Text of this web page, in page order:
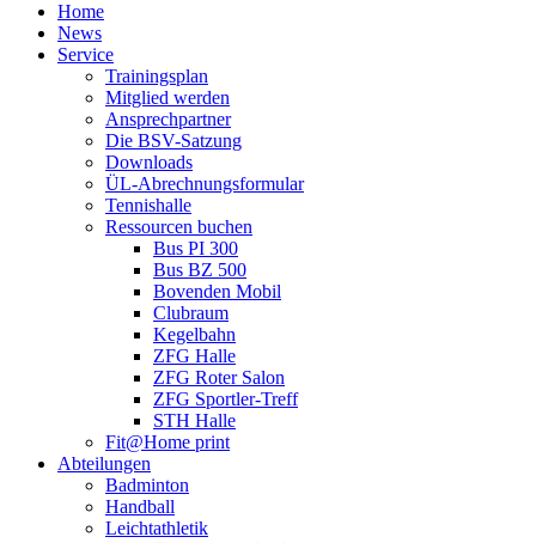
Home
News
Service
Trainingsplan
Mitglied werden
Ansprechpartner
Die BSV-Satzung
Downloads
ÜL-Abrechnungsformular
Tennishalle
Ressourcen buchen
Bus PI 300
Bus BZ 500
Bovenden Mobil
Clubraum
Kegelbahn
ZFG Halle
ZFG Roter Salon
ZFG Sportler-Treff
STH Halle
Fit@Home print
Abteilungen
Badminton
Handball
Leichtathletik